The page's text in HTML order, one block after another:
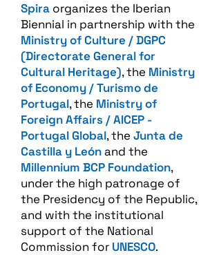
Spira organizes the Iberian
Biennial in partnership with the
Ministry of Culture / DGPC
(Directorate General for
Cultural Heritage), the Ministry
of Economy / Turismo de
Portugal, the Ministry of
Foreign Affairs / AICEP -
Portugal Global, theJunta de
Castilla y Leónand the
Millennium BCP Foundation,
under the high patronage of
the Presidency of the Republic,
and with the institutional
support of the National
Commission for UNESCO.